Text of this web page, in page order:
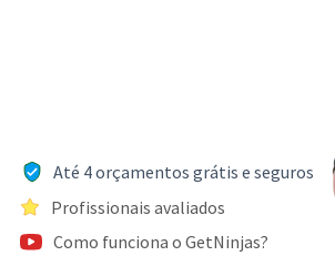
Até 4 orçamentos grátis e seguros
Profissionais avaliados
Como funciona o GetNinjas?